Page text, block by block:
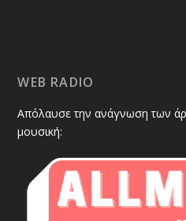
WEB RADIO
Απόλαυσε την ανάγνωση των
μουσική: